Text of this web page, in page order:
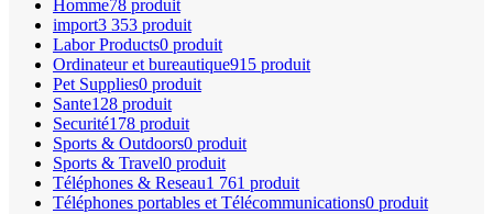
Homme78 produit
import3 353 produit
Labor Products0 produit
Ordinateur et bureautique915 produit
Pet Supplies0 produit
Sante128 produit
Securité178 produit
Sports & Outdoors0 produit
Sports & Travel0 produit
Téléphones & Reseau1 761 produit
Téléphones portables et Télécommunications0 produit